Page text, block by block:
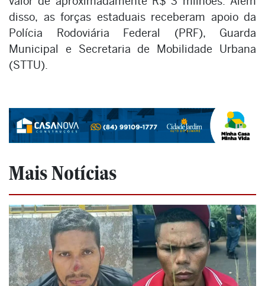
disso, as forças estaduais receberam apoio da
Polícia Rodoviária Federal (PRF), Guarda
Municipal e Secretaria de Mobilidade Urbana
(STTU).
Mais Notícias